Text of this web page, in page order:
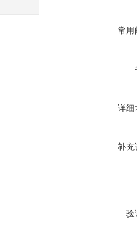
常用
详细
补充
验